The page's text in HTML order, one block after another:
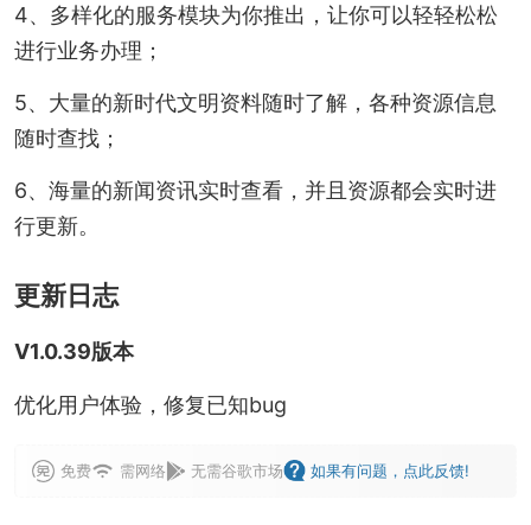
4、多样化的服务模块为你推出，让你可以轻轻松松
进行业务办理；
5、大量的新时代文明资料随时了解，各种资源信息
随时查找；
6、海量的新闻资讯实时查看，并且资源都会实时进
行更新。
更新日志
V1.0.39版本
优化用户体验，修复已知bug
免费 需网络 无需谷歌市场 如果有问题，点此反馈!